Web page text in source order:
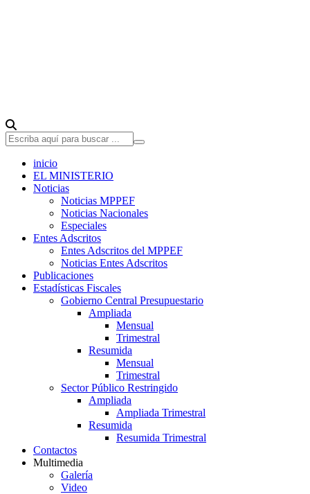
inicio
EL MINISTERIO
Noticias
Noticias MPPEF
Noticias Nacionales
Especiales
Entes Adscritos
Entes Adscritos del MPPEF
Noticias Entes Adscritos
Publicaciones
Estadísticas Fiscales
Gobierno Central Presupuestario
Ampliada
Mensual
Trimestral
Resumida
Mensual
Trimestral
Sector Público Restringido
Ampliada
Ampliada Trimestral
Resumida
Resumida Trimestral
Contactos
Multimedia
Galería
Video